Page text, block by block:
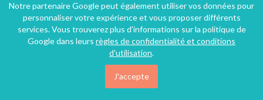
328€
Notre partenaire Google peut également utiliser vos données pour
personnaliser votre expérience et vous proposer différents
services. Vous trouverez plus d'informations sur la politique de
Google dans leurs règles de confidentialité et conditions
d'utilisation.
J'accepte